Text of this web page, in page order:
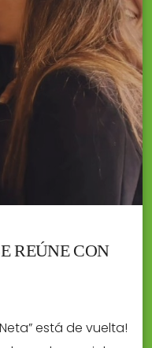
REÚNE CON
está de vuelta!